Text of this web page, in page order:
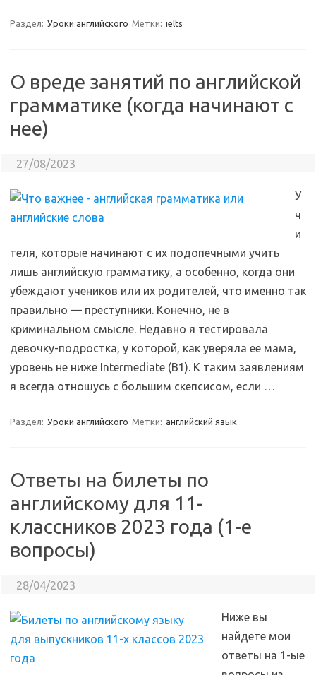
Раздел: Уроки английского Метки: ielts
O вреде занятий по английской
грамматике (когда начинают с
нее)
27/08/2023
У
ч
и
теля, которые начинают с их подопечными учить
лишь английскую грамматику, а особенно, когда они
убеждают учеников или их родителей, что именно так
правильно — преступники. Конечно, не в
криминальном смысле. Недавно я тестировала
девочку-подростка, у которой, как уверяла ее мама,
уровень не ниже Intermediate (B1). К таким заявлениям
я всегда отношусь с большим скепсисом, если …
Раздел: Уроки английского Метки: английский язык
Ответы на билеты по
английскому для 11-
классников 2023 года (1-е
вопросы)
28/04/2023
Ниже вы
найдете мои
ответы на 1-ые